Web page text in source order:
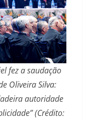
fez a saudação
Oliveira Silva:
autoridade
(Crédito: